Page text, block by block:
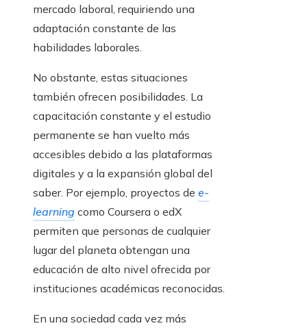
mercado laboral, requiriendo una
adaptación constante de las
habilidades laborales.
No obstante, estas situaciones
también ofrecen posibilidades. La
capacitación constante y el estudio
permanente se han vuelto más
accesibles debido a las plataformas
digitales y a la expansión global del
saber. Por ejemplo, proyectos de e-
learning como Coursera o edX
permiten que personas de cualquier
lugar del planeta obtengan una
educación de alto nivel ofrecida por
instituciones académicas reconocidas.
En una sociedad cada vez más